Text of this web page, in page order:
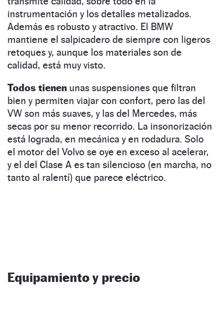
instrumentación y los detalles metalizados.
Además es robusto y atractivo. El BMW
mantiene el salpicadero de siempre con ligeros
retoques y, aunque los materiales son de
calidad, está muy visto.
Todos tienen unas suspensiones que filtran
bien y permiten viajar con confort, pero las del
VW son más suaves, y las del Mercedes, más
secas por su menor recorrido. La insonorización
está lograda, en mecánica y en rodadura. Solo
el motor del Volvo se oye en exceso al acelerar,
y el del Clase A es tan silencioso (en marcha, no
tanto al ralentí) que parece eléctrico.
Equipamiento y precio